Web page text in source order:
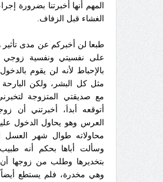
المهم أنها أخبرتنا بضرورة
الغشاء قبل الزفاف.
طبعا لن أخبركم عن مدى تأثير
على نفسيتي ونفسية زوجي
بالإحباط لأنه لن يقوم
مثل كل البشر، ولكن
مع صديقتي المتزوجة
أتوقعه أبداَ، أخبرتني أن
العرس وهو يحاول الدخول
محاولاته طوال شهر العسل
وسألت أباها بحكم أنه طبيب
بتخديرها وطلب من زوجها أن
وهي مخدرة، فلم يستطع